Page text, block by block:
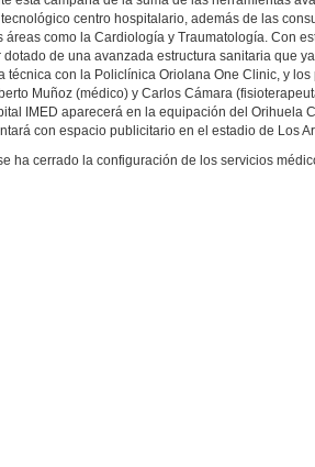
centro hospitalario, además de las
como la Cardiología y Traumatología. Con
de una avanzada estructura sanitaria que
técnica con la Policlínica Oriolana One Clinic, y
Muñoz (médico) y Carlos Cámara
IMED aparecerá en la equipación del Orihuela
con espacio publicitario en el estadio de Los
ha cerrado la configuración de los servicios